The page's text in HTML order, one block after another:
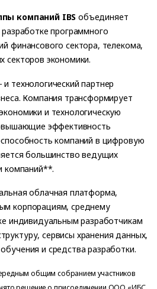
компаний IBS объединяет
программного
финансового сектора, телекома,
секторов экономики.
технологический партнер
Компания трансформирует
и технологическую
эффективность
компаний в цифровую
большинство ведущих
компаний**.
облачная платформа,
корпорациям, среднему
индивидуальным разработчикам
сервисы хранения данных,
и средства разработки.
общим собранием участников